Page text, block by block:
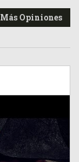
Más Opiniones